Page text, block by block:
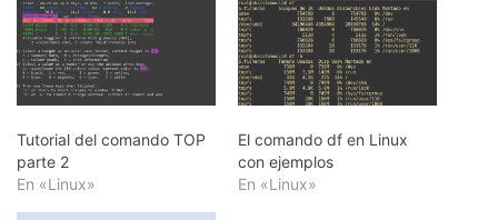
Tutorial del comando TOP
parte 2
En «Linux»
El comando df en Linux
con ejemplos
En «Linux»